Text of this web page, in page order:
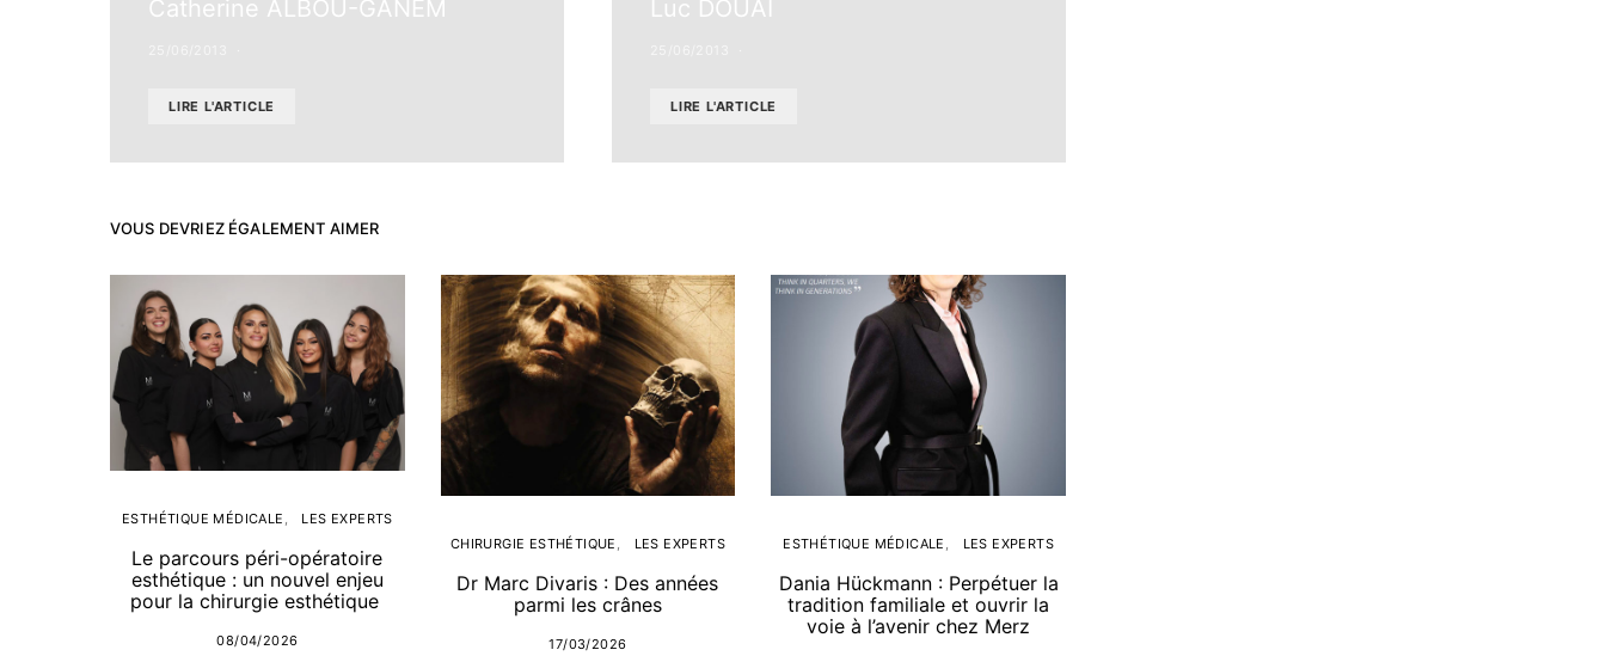
Catherine ALBOU-GANEM
LIRE L'ARTICLE
Luc DOUAI
LIRE L'ARTICLE
VOUS DEVRIEZ ÉGALEMENT AIMER
ESTHÉTIQUE MÉDICALE LES EXPERTS
Le parcours péri-opératoire
esthétique : un nouvel enjeu
pour la chirurgie esthétique
08/04/2026
CHIRURGIE ESTHÉTIQUE LES EXPERTS
Dr Marc Divaris : Des années
parmi les crânes
17/03/2026
ESTHÉTIQUE MÉDICALE LES EXPERTS
Dania Hückmann : Perpétuer la
tradition familiale et ouvrir la
voie à l’avenir chez Merz